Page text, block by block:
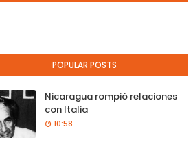
POPULAR POSTS
Nicaragua rompió relaciones
con Italia
10:58